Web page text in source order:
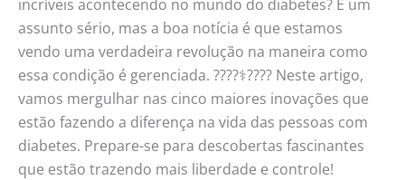
incríveis acontecendo no mundo do diabetes? É um
assunto sério, mas a boa notícia é que estamos
vendo uma verdadeira revolução na maneira como
essa condição é gerenciada. ????‍⚕️???? Neste artigo,
vamos mergulhar nas cinco maiores inovações que
estão fazendo a diferença na vida das pessoas com
diabetes. Prepare-se para descobertas fascinantes
que estão trazendo mais liberdade e controle!